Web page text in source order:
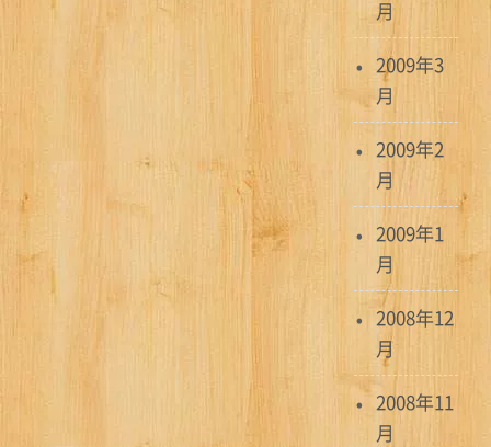
月
2009年3
月
2009年2
月
2009年1
月
2008年12
月
2008年11
月